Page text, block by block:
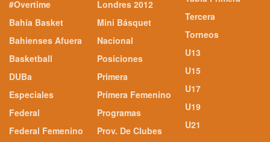
#Overtime
Bahía Basket
Bahienses Afuera
Basketball
DUBa
Especiales
Federal
Federal Femenino
Londres 2012
Mini Básquet
Nacional
Posiciones
Primera
Primera Femenino
Programas
Prov. De Clubes
Tercera
Torneos
U13
U15
U17
U19
U21